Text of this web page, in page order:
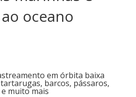
oceano
em órbita baixa
barcos, pássaros,
muito mais